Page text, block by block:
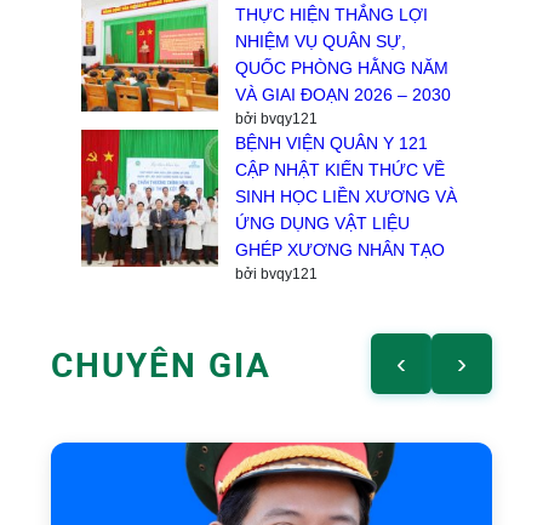
THỰC HIỆN THẮNG LỢI
NHIỆM VỤ QUÂN SỰ,
QUỐC PHÒNG HẰNG NĂM
VÀ GIAI ĐOẠN 2026 – 2030
bởi bvqy121
BỆNH VIỆN QUÂN Y 121
CẬP NHẬT KIẾN THỨC VỀ
SINH HỌC LIỀN XƯƠNG VÀ
ỨNG DỤNG VẬT LIỆU
GHÉP XƯƠNG NHÂN TẠO
bởi bvqy121
CHUYÊN GIA ‹ ›